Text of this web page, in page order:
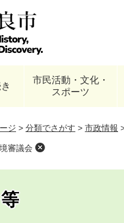
市民活動・文化・
スポーツ
ジ > 分類でさがす > 市政情報
審議会